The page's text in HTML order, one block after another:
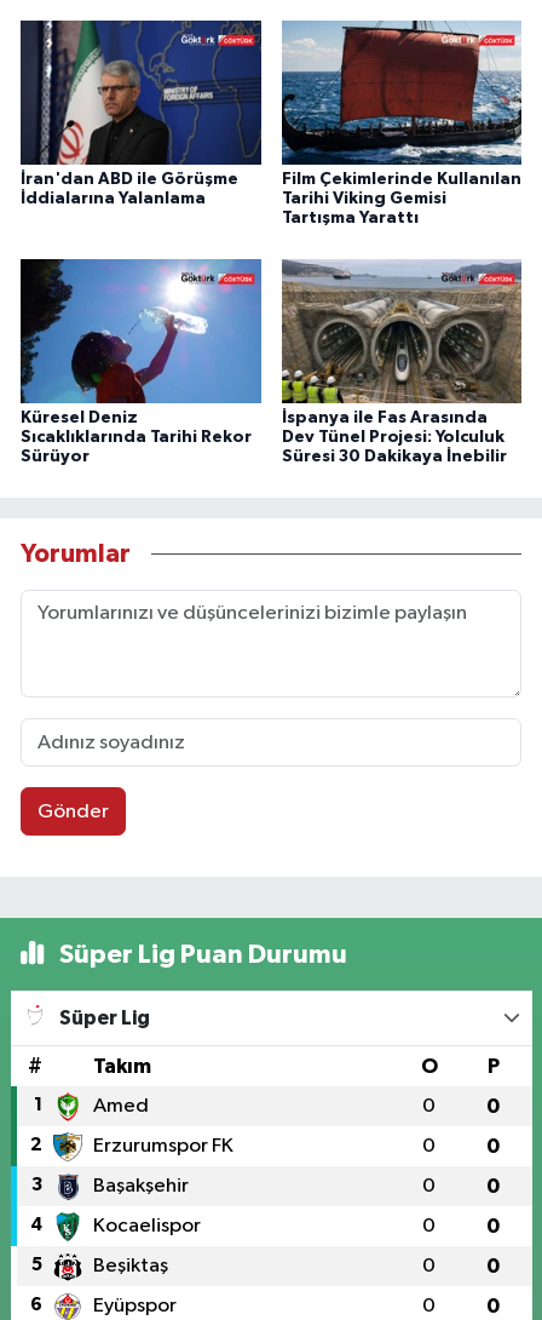
İran'dan ABD ile Görüşme
İddialarına Yalanlama
Film Çekimlerinde Kullanılan
Tarihi Viking Gemisi
Tartışma Yarattı
Küresel Deniz
Sıcaklıklarında Tarihi Rekor
Sürüyor
İspanya ile Fas Arasında
Dev Tünel Projesi: Yolculuk
Süresi 30 Dakikaya İnebilir
Yorumlar
Gönder
Süper Lig Puan Durumu
Süper Lig
# Takım O P
1 Amed 0 0
2 Erzurumspor FK 0 0
3 Başakşehir 0 0
4 Kocaelispor 0 0
5 Beşiktaş 0 0
6 Eyüpspor 0 0